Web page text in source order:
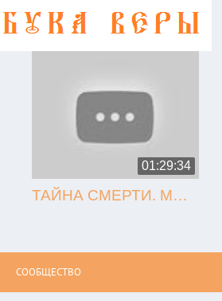
01:29:34
ТАЙНА СМЕРТИ. МЫТАРСТВА. ВОСКРЕСЕНИЕ (Олег Стеняев)
СООБЩЕСТВО